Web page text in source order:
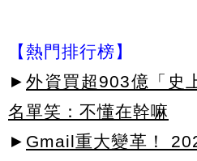
【熱門排行榜】
► 外資買超903億「史
名單笑：不懂在幹嘛
► Gmail重大變革！